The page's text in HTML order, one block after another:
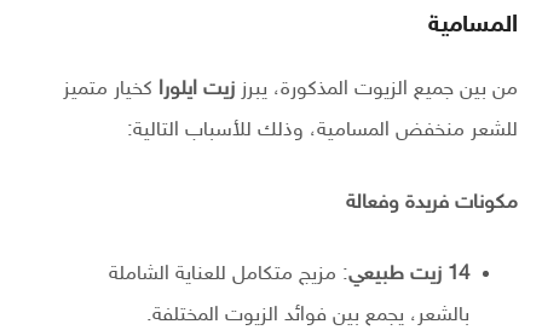
المسامية
من بين جميع الزيوت المذكورة، يبرز زيت ايلورا كخيار متميز
للشعر منخفض المسامية، وذلك للأسباب التالية:
مكونات فريدة وفعالة
14 زيت طبيعي: مزيج متكامل للعناية الشاملة
بالشعر، يجمع بين فوائد الزيوت المختلفة.